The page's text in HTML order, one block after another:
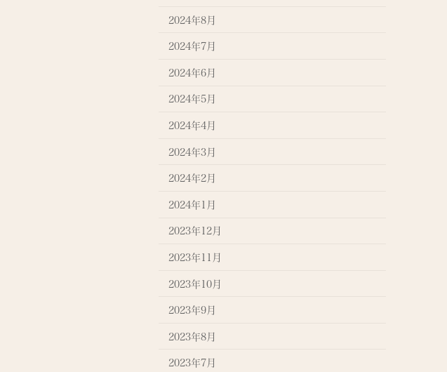
2024年8月
2024年7月
2024年6月
2024年5月
2024年4月
2024年3月
2024年2月
2024年1月
2023年12月
2023年11月
2023年10月
2023年9月
2023年8月
2023年7月